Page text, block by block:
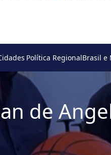
Política RegionalBrasil e
de